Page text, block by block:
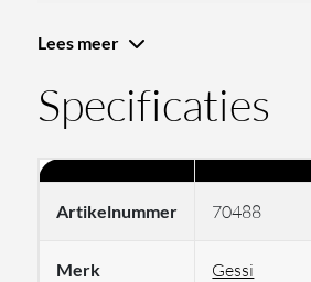
De Gessi 2-gats wandmengkraan uit
collectie. Deze kraan biedt een
elegantie en functionaliteit voor elke
wandmengkraan wordt geleverd
wandmengkraan uit een wand
Lees meer
Specificaties
Artikelnummer 70488
Merk Gessi